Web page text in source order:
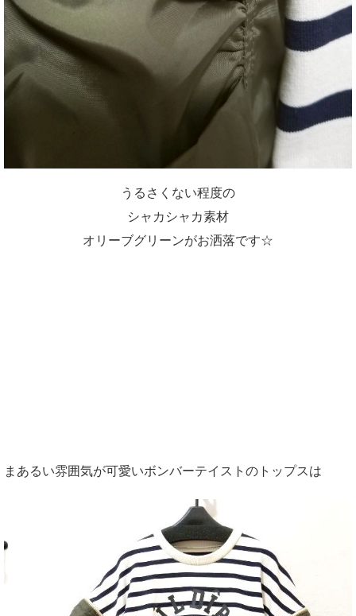
うるさくない程度の
シャカシャカ素材
オリーブグリーンがお洒落です☆
まあるい雰囲気が可愛いボンバーテイストのトップスは